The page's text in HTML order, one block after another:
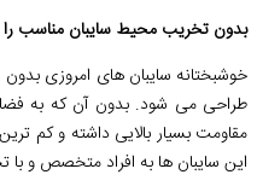
بدون تخریب محیط سایبان مناسب را
خوشبختانه سایبان های امروزی
طراحی می شود. بدون آن که به
مقاومت بسیار بالایی داشته و کم
این سایبان ها به افراد متخصص و با